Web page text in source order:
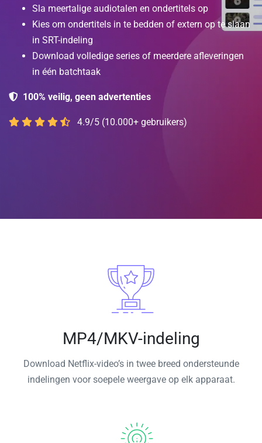
Sla meertalige audiotalen en ondertitels op
Kies om ondertitels in te bedden of extern op te slaan
in SRT-indeling
Download volledige series of meerdere afleveringen
in één batchtaak
100% veilig, geen advertenties
4.9/5 (10.000+ gebruikers)
MP4/MKV-indeling
Download Netflix-video’s in twee breed ondersteunde
indelingen voor soepele weergave op elk apparaat.